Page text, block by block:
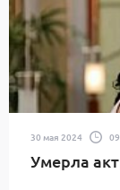
30 мая 2024
Умерла